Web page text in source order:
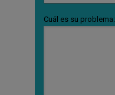
Cuál es su problema: